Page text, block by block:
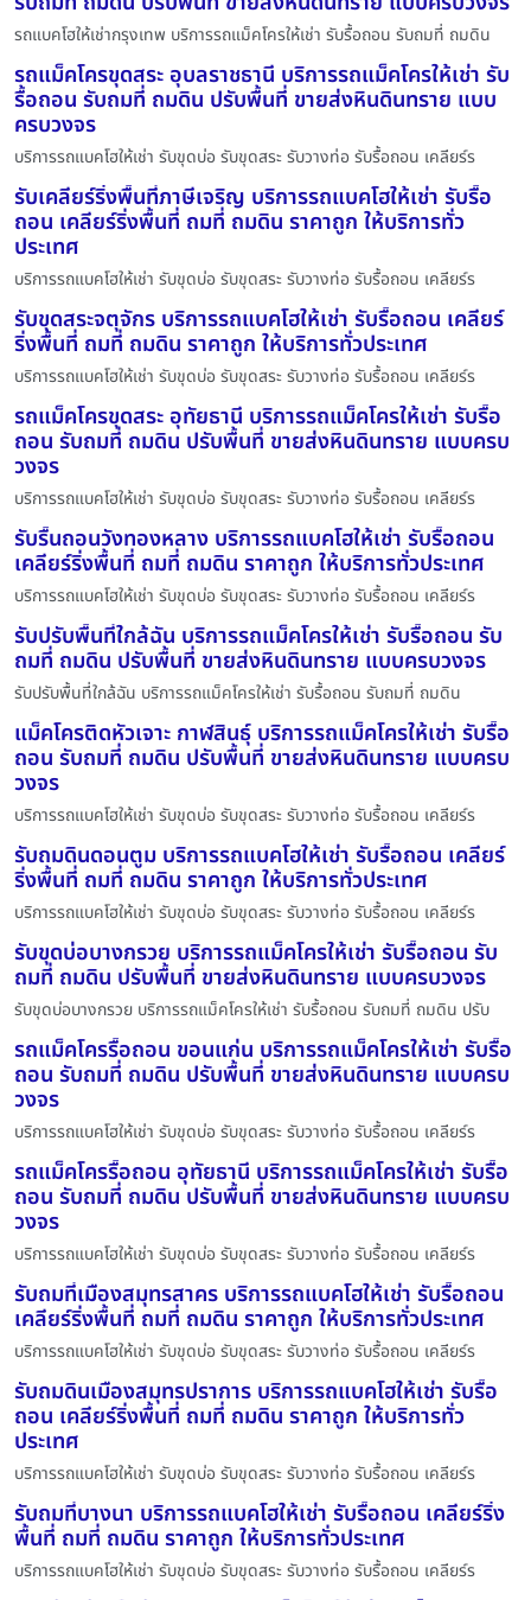
รถแบคโฮให้เช่ากรุงเทพ บริการรถแม็คโครให้เช่า รับรื้อถอน รับถมที่ ถมดิน
รถแม็คโครขุดสระ อุบลราชธานี บริการรถแม็คโครให้เช่า รับ
รื้อถอน รับถมที่ ถมดิน ปรับพื้นที่ ขายส่งหินดินทราย แบบ
ครบวงจร
บริการรถแบคโฮให้เช่า รับขุดบ่อ รับขุดสระ รับวางท่อ รับรื้อถอน เคลียร์ร
รับเคลียร์ริ่งพื้นที่ภาษีเจริญ บริการรถแบคโฮให้เช่า รับรื้อ
ถอน เคลียร์ริ่งพื้นที่ ถมที่ ถมดิน ราคาถูก ให้บริการทั่ว
ประเทศ
บริการรถแบคโฮให้เช่า รับขุดบ่อ รับขุดสระ รับวางท่อ รับรื้อถอน เคลียร์ร
รับขุดสระจตุจักร บริการรถแบคโฮให้เช่า รับรื้อถอน เคลียร์
ริ่งพื้นที่ ถมที่ ถมดิน ราคาถูก ให้บริการทั่วประเทศ
บริการรถแบคโฮให้เช่า รับขุดบ่อ รับขุดสระ รับวางท่อ รับรื้อถอน เคลียร์ร
รถแม็คโครขุดสระ อุทัยธานี บริการรถแม็คโครให้เช่า รับรื้อ
ถอน รับถมที่ ถมดิน ปรับพื้นที่ ขายส่งหินดินทราย แบบครบ
วงจร
บริการรถแบคโฮให้เช่า รับขุดบ่อ รับขุดสระ รับวางท่อ รับรื้อถอน เคลียร์ร
รับรื้นถอนวังทองหลาง บริการรถแบคโฮให้เช่า รับรื้อถอน
เคลียร์ริ่งพื้นที่ ถมที่ ถมดิน ราคาถูก ให้บริการทั่วประเทศ
บริการรถแบคโฮให้เช่า รับขุดบ่อ รับขุดสระ รับวางท่อ รับรื้อถอน เคลียร์ร
รับปรับพื้นที่ใกล้ฉัน บริการรถแม็คโครให้เช่า รับรื้อถอน รับ
ถมที่ ถมดิน ปรับพื้นที่ ขายส่งหินดินทราย แบบครบวงจร
รับปรับพื้นที่ใกล้ฉัน บริการรถแม็คโครให้เช่า รับรื้อถอน รับถมที่ ถมดิน
แม็คโครติดหัวเจาะ กาฬสินธุ์ บริการรถแม็คโครให้เช่า รับรื้อ
ถอน รับถมที่ ถมดิน ปรับพื้นที่ ขายส่งหินดินทราย แบบครบ
วงจร
บริการรถแบคโฮให้เช่า รับขุดบ่อ รับขุดสระ รับวางท่อ รับรื้อถอน เคลียร์ร
รับถมดินดอนตูม บริการรถแบคโฮให้เช่า รับรื้อถอน เคลียร์
ริ่งพื้นที่ ถมที่ ถมดิน ราคาถูก ให้บริการทั่วประเทศ
บริการรถแบคโฮให้เช่า รับขุดบ่อ รับขุดสระ รับวางท่อ รับรื้อถอน เคลียร์ร
รับขุดบ่อบางกรวย บริการรถแม็คโครให้เช่า รับรื้อถอน รับ
ถมที่ ถมดิน ปรับพื้นที่ ขายส่งหินดินทราย แบบครบวงจร
รับขุดบ่อบางกรวย บริการรถแม็คโครให้เช่า รับรื้อถอน รับถมที่ ถมดิน ปรับ
รถแม็คโครรื้อถอน ขอนแก่น บริการรถแม็คโครให้เช่า รับรื้อ
ถอน รับถมที่ ถมดิน ปรับพื้นที่ ขายส่งหินดินทราย แบบครบ
วงจร
บริการรถแบคโฮให้เช่า รับขุดบ่อ รับขุดสระ รับวางท่อ รับรื้อถอน เคลียร์ร
รถแม็คโครรื้อถอน อุทัยธานี บริการรถแม็คโครให้เช่า รับรื้อ
ถอน รับถมที่ ถมดิน ปรับพื้นที่ ขายส่งหินดินทราย แบบครบ
วงจร
บริการรถแบคโฮให้เช่า รับขุดบ่อ รับขุดสระ รับวางท่อ รับรื้อถอน เคลียร์ร
รับถมที่เมืองสมุทรสาคร บริการรถแบคโฮให้เช่า รับรื้อถอน
เคลียร์ริ่งพื้นที่ ถมที่ ถมดิน ราคาถูก ให้บริการทั่วประเทศ
บริการรถแบคโฮให้เช่า รับขุดบ่อ รับขุดสระ รับวางท่อ รับรื้อถอน เคลียร์ร
รับถมดินเมืองสมุทรปราการ บริการรถแบคโฮให้เช่า รับรื้อ
ถอน เคลียร์ริ่งพื้นที่ ถมที่ ถมดิน ราคาถูก ให้บริการทั่ว
ประเทศ
บริการรถแบคโฮให้เช่า รับขุดบ่อ รับขุดสระ รับวางท่อ รับรื้อถอน เคลียร์ร
รับถมที่บางนา บริการรถแบคโฮให้เช่า รับรื้อถอน เคลียร์ริ่ง
พื้นที่ ถมที่ ถมดิน ราคาถูก ให้บริการทั่วประเทศ
บริการรถแบคโฮให้เช่า รับขุดบ่อ รับขุดสระ รับวางท่อ รับรื้อถอน เคลียร์ร